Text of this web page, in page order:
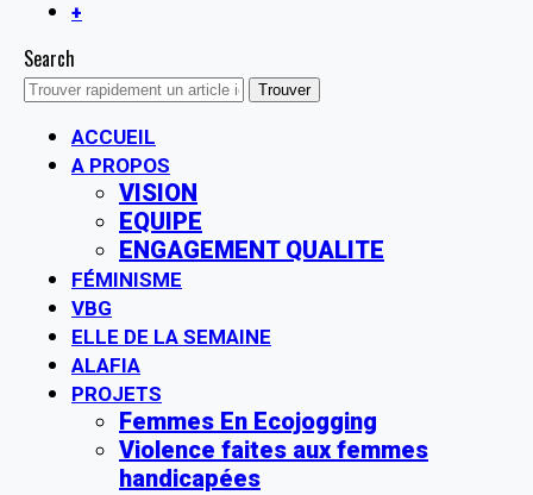
+
Search
ACCUEIL
A PROPOS
VISION
EQUIPE
ENGAGEMENT QUALITE
FÉMINISME
VBG
ELLE DE LA SEMAINE
ALAFIA
PROJETS
Femmes En Ecojogging
Violence faites aux femmes
handicapées